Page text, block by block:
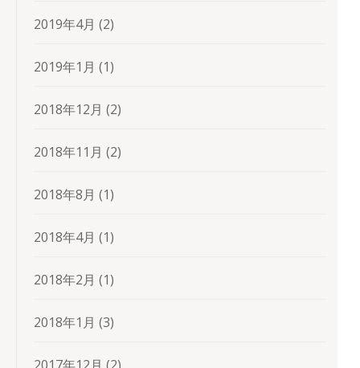
2019年4月 (2)
2019年1月 (1)
2018年12月 (2)
2018年11月 (2)
2018年8月 (1)
2018年4月 (1)
2018年2月 (1)
2018年1月 (3)